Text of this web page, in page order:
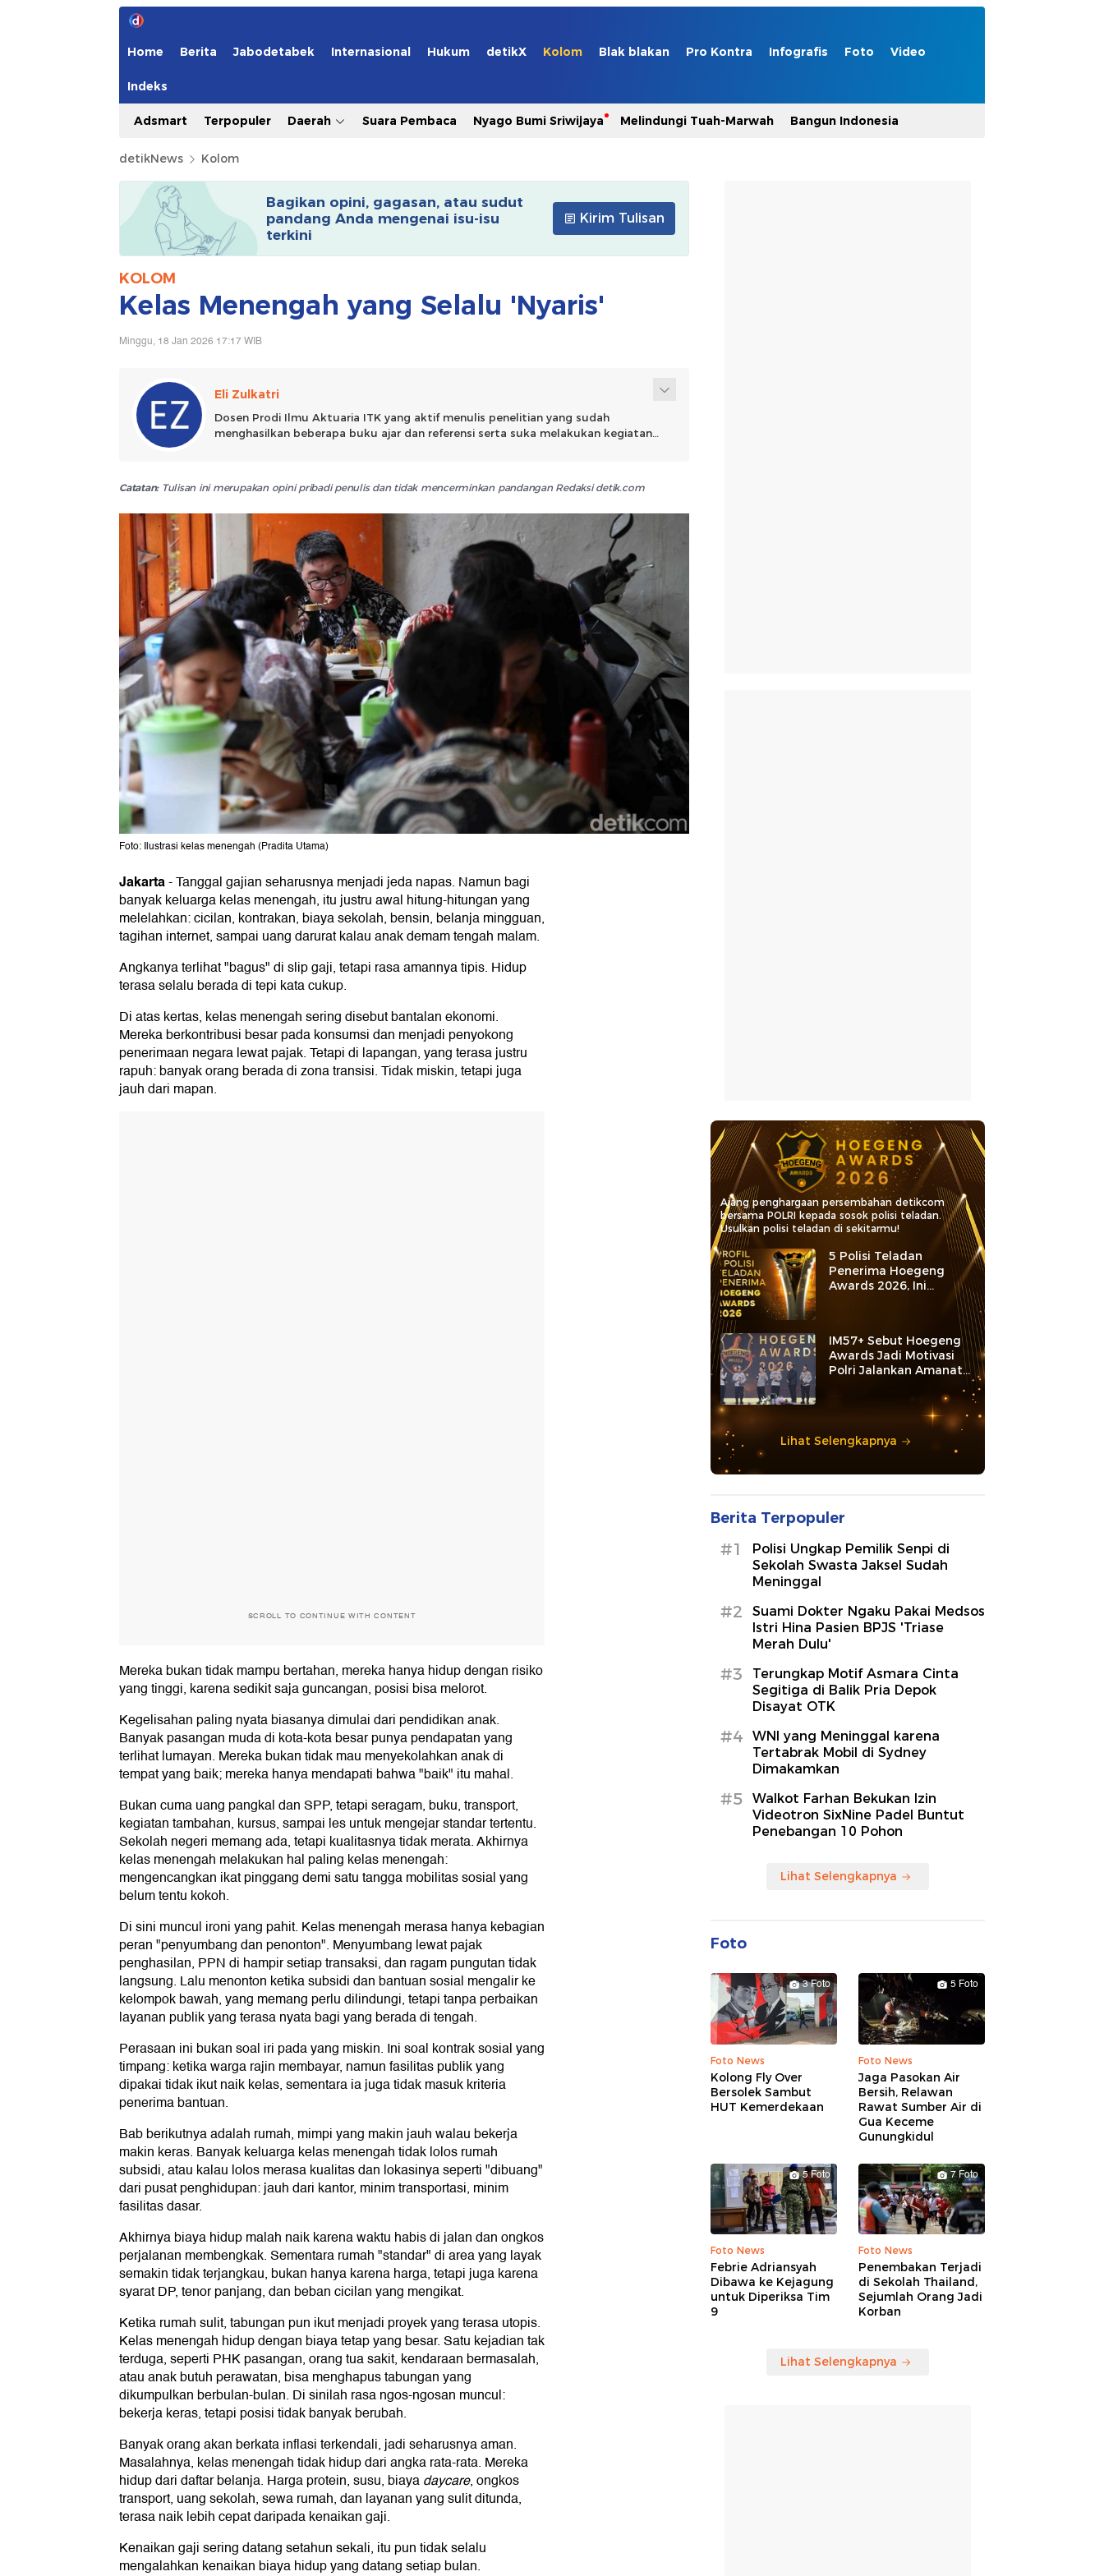
Home Berita Jabodetabek Internasional Hukum detikX Kolom Blak blakan Pro Kontra Infografis Foto Video
Indeks
Adsmart Terpopuler Daerah Suara Pembaca Nyago Bumi Sriwijaya Melindungi Tuah-Marwah Bangun Indonesia
detikNews Kolom
Bagikan opini, gagasan, atau sudut
pandang Anda mengenai isu-isu
terkini
Kirim Tulisan
KOLOM
Kelas Menengah yang Selalu 'Nyaris'
Minggu, 18 Jan 2026 17:17 WIB
Eli Zulkatri
Dosen Prodi Ilmu Aktuaria ITK yang aktif menulis penelitian yang sudah
menghasilkan beberapa buku ajar dan referensi serta suka melakukan kegiatan
Catatan:Tulisan ini merupakan opini pribadi penulis dan tidak mencerminkan pandangan Redaksi detik.com
Foto: Ilustrasi kelas menengah (Pradita Utama)
Jakarta-Tanggal gajian seharusnya menjadi jeda napas. Namun bagi
banyak keluarga kelas menengah, itu justru awal hitung-hitungan yang
melelahkan: cicilan, kontrakan, biaya sekolah, bensin, belanja mingguan,
tagihan internet, sampai uang darurat kalau anak demam tengah malam.
Angkanya terlihat "bagus" di slip gaji, tetapi rasa amannya tipis. Hidup
terasa selalu berada di tepi kata cukup.
Di atas kertas, kelas menengah sering disebut bantalan ekonomi.
Mereka berkontribusi besar pada konsumsi dan menjadi penyokong
penerimaan negara lewat pajak. Tetapi di lapangan, yang terasa justru
rapuh: banyak orang berada di zona transisi. Tidak miskin, tetapi juga
jauh dari mapan.
SCROLL TO CONTINUE WITH CONTENT
Mereka bukan tidak mampu bertahan, mereka hanya hidup dengan risiko
yang tinggi, karena sedikit saja guncangan, posisi bisa melorot.
Kegelisahan paling nyata biasanya dimulai dari pendidikan anak.
Banyak pasangan muda di kota-kota besar punya pendapatan yang
terlihat lumayan. Mereka bukan tidak mau menyekolahkan anak di
tempat yang baik; mereka hanya mendapati bahwa "baik" itu mahal.
Bukan cuma uang pangkal dan SPP, tetapi seragam, buku, transport,
kegiatan tambahan, kursus, sampai les untuk mengejar standar tertentu.
Sekolah negeri memang ada, tetapi kualitasnya tidak merata. Akhirnya
kelas menengah melakukan hal paling kelas menengah:
mengencangkan ikat pinggang demi satu tangga mobilitas sosial yang
belum tentu kokoh.
Di sini muncul ironi yang pahit. Kelas menengah merasa hanya kebagian
peran "penyumbang dan penonton". Menyumbang lewat pajak
penghasilan, PPN di hampir setiap transaksi, dan ragam pungutan tidak
langsung. Lalu menonton ketika subsidi dan bantuan sosial mengalir ke
kelompok bawah, yang memang perlu dilindungi, tetapi tanpa perbaikan
layanan publik yang terasa nyata bagi yang berada di tengah.
Perasaan ini bukan soal iri pada yang miskin. Ini soal kontrak sosial yang
timpang: ketika warga rajin membayar, namun fasilitas publik yang
dipakai tidak ikut naik kelas, sementara ia juga tidak masuk kriteria
penerima bantuan.
Bab berikutnya adalah rumah, mimpi yang makin jauh walau bekerja
makin keras. Banyak keluarga kelas menengah tidak lolos rumah
subsidi, atau kalau lolos merasa kualitas dan lokasinya seperti "dibuang"
dari pusat penghidupan: jauh dari kantor, minim transportasi, minim
fasilitas dasar.
Akhirnya biaya hidup malah naik karena waktu habis di jalan dan ongkos
perjalanan membengkak. Sementara rumah "standar" di area yang layak
semakin tidak terjangkau, bukan hanya karena harga, tetapi juga karena
syarat DP, tenor panjang, dan beban cicilan yang mengikat.
Ketika rumah sulit, tabungan pun ikut menjadi proyek yang terasa utopis.
Kelas menengah hidup dengan biaya tetap yang besar. Satu kejadian tak
terduga, seperti PHK pasangan, orang tua sakit, kendaraan bermasalah,
atau anak butuh perawatan, bisa menghapus tabungan yang
dikumpulkan berbulan-bulan. Di sinilah rasa ngos-ngosan muncul:
bekerja keras, tetapi posisi tidak banyak berubah.
Banyak orang akan berkata inflasi terkendali, jadi seharusnya aman.
Masalahnya, kelas menengah tidak hidup dari angka rata-rata. Mereka
hidup dari daftar belanja. Harga protein, susu, biayadaycare, ongkos
transport, uang sekolah, sewa rumah, dan layanan yang sulit ditunda,
terasa naik lebih cepat daripada kenaikan gaji.
Kenaikan gaji sering datang setahun sekali, itu pun tidak selalu
mengalahkan kenaikan biaya hidup yang datang setiap bulan.
Ajang penghargaan persembahan detikcom
bersama POLRI kepada sosok polisi teladan.
Usulkan polisi teladan di sekitarmu!
5 Polisi Teladan
Penerima Hoegeng
Awards 2026, Ini
Kategori dan Kiprahnya
IM57+ Sebut Hoegeng
Awards Jadi Motivasi
Polri Jalankan Amanat
Lihat Selengkapnya
Berita Terpopuler
#1
Polisi Ungkap Pemilik Senpi di
Sekolah Swasta Jaksel Sudah
Meninggal
#2
Suami Dokter Ngaku Pakai Medsos
Istri Hina Pasien BPJS 'Triase
Merah Dulu'
#3
Terungkap Motif Asmara Cinta
Segitiga di Balik Pria Depok
Disayat OTK
#4
WNI yang Meninggal karena
Tertabrak Mobil di Sydney
Dimakamkan
#5
Walkot Farhan Bekukan Izin
Videotron SixNine Padel Buntut
Penebangan 10 Pohon
Lihat Selengkapnya
Foto
3 Foto
Foto News
Kolong Fly Over
Bersolek Sambut
HUT Kemerdekaan
5 Foto
Foto News
Jaga Pasokan Air
Bersih, Relawan
Rawat Sumber Air di
Gua Keceme
Gunungkidul
5 Foto
Foto News
Febrie Adriansyah
Dibawa ke Kejagung
untuk Diperiksa Tim
9
7 Foto
Foto News
Penembakan Terjadi
di Sekolah Thailand,
Sejumlah Orang Jadi
Korban
Lihat Selengkapnya